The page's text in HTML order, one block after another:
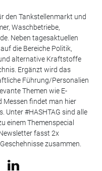
den Tankstellenmarkt und
Waschbetriebe,
Neben tagesaktuellen
die Bereiche Politik,
alternative Kraftstoffe
Ergänzt wird das
Führung/Personalien
Themen wie E-
Messen findet man hier
Unter #HASHTAG sind alle
einem Themenspecial
fasst 2x
zusammen.